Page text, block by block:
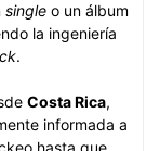
singleo un álbum
la ingeniería
.
Costa Rica,
informada a
hasta que